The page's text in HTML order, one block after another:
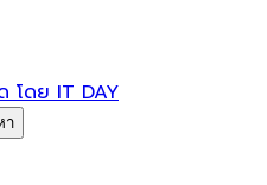
โดย IT DAY